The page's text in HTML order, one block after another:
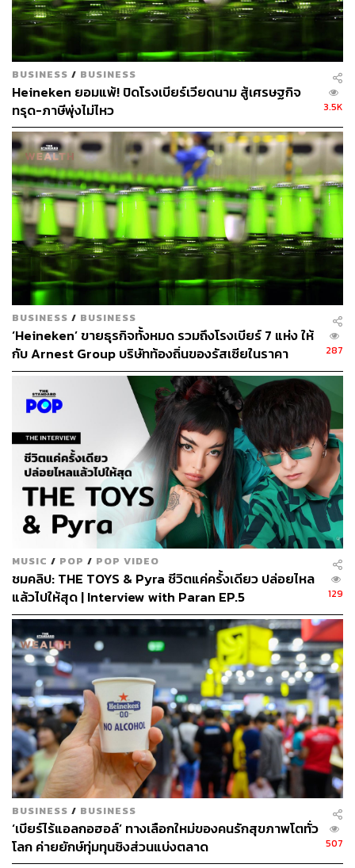
คุณภัททภาณี เอกะหิตานนท์ ผู้จัดการฝ่ายการตลาดผลิต
ภัณฑ์ไฮเนเก้น ได้กล่าวถึงแคมเปญนี้ไว่ว่า“ไฮเนเก้น ไม่ได้
นำเสนอแค่การฟังดนตรีเท่านั้น แต่สิ่งที่ไฮเนเก้นนำเสนอมา
โดยตลอด คือประสบการณ์ทางดนตรีที่แตกต่างและแปลก
ใหม่ ซึ่งในปี 2560 ท่ามกลางความจำเจของกิจกรรมเชิง
ดนตรี ไฮเนเก้นพร้อมแล้วที่จะยกระดับประสบการณ์ทาง
ดนตรีระดับโลกให้เกิดขึ้นกับแคมเปญนี้ พร้อมทั้งจะพาเหล่า
Party Goer ตัวจริงไปสัมผัสประสบการณ์และเชื่อมต่อ
วัฒนธรรมทางดนตรีแบบไร้พรมแดน”
นอกจาก THE STANDARD จะได้ร่วมแคมเปญกับไฮเน
เก้นแล้ว เรายังจะได้ร่วมเดินทางไปกับอีกสามตัวแทนของคน
ที่หลงใหลในเทศกาลดนตรีที่จะเพิ่มดีกรีความสนุกสนานของ
แคมเปญนี้ให้สุดเหวี่ยงที่สุด ทั้งตัวแทนจากกลุ่ม Party Maker
อย่าง
Trasher Bangkokแก๊งปาร์ตี้แถวหน้าของเมืองไทย
ตัวแทนจากกลุ่มแฟชั่นก็หนีไม่พ้น
ติช่า-กันติชา ชุมมะสาว
The Face Thailandและป๊อก-ภัสสรกรณ์ จิ
ราธิวัฒน์ตัวแทนจากกลุ่มผู้หลงใหลในเสียงดนตรี
ติดตามประสบการณ์ทางดนตรีระดับโลกของแคมเปญ
BUSINESS / BUSINESS
Heineken ยอมแพ้! ปิดโรงเบียร์เวียดนาม สู้เศรษฐกิจ
ทรุด-ภาษีพุ่งไม่ไหว
3.5K
BUSINESS / BUSINESS
‘Heineken’ ขายธุรกิจทั้งหมด รวมถึงโรงเบียร์ 7 แห่ง ให้
กับ Arnest Group บริษัทท้องถิ่นของรัสเซียในราคา
ประมาณ 1 ดอลลาร์
287
MUSIC / POP / POP VIDEO
ชมคลิป: THE TOYS & Pyra ชีวิตแค่ครั้งเดียว ปล่อยไหล
แล้วไปให้สุด | Interview with Paran EP.5
129
BUSINESS / BUSINESS
‘เบียร์ไร้แอลกอฮอล์’ ทางเลือกใหม่ของคนรักสุขภาพโตทั่ว
โลก ค่ายยักษ์ทุ่มทุนชิงส่วนแบ่งตลาด
507